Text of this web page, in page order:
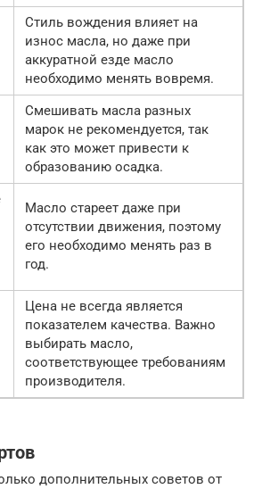
Стиль вождения влияет на
износ масла, но даже при
аккуратной езде масло
необходимо менять вовремя.
Смешивать масла разных
марок не рекомендуется, так
как это может привести к
образованию осадка.
Масло стареет даже при
отсутствии движения, поэтому
его необходимо менять раз в
год.
Цена не всегда является
показателем качества. Важно
выбирать масло,
соответствующее требованиям
производителя.
дополнительных советов от